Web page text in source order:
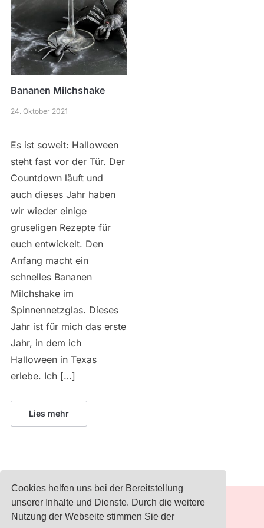
Cookies helfen uns bei der Bereitstellung
unserer Inhalte und Dienste. Durch die weitere
Nutzung der Webseite stimmen Sie der
Bananen Milchshake
24. Oktober 2021
Es ist soweit: Halloween
steht fast vor der Tür. Der
Countdown läuft und
auch dieses Jahr haben
wir wieder einige
gruseligen Rezepte für
euch entwickelt. Den
Anfang macht ein
schnelles Bananen
Milchshake im
Spinnennetzglas. Dieses
Jahr ist für mich das erste
Jahr, in dem ich
Halloween in Texas
erlebe. Ich […]
Lies mehr
IMPRESSUM